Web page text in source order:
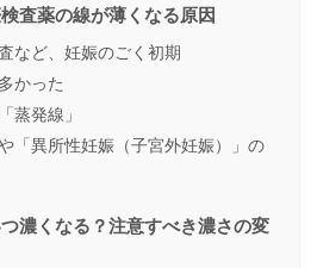
査薬の線が薄くなる原因
など、妊娠のごく初期
かった
蒸発線」
「異所性妊娠（子宮外妊娠）」の
濃くなる？注意すべき濃さの変